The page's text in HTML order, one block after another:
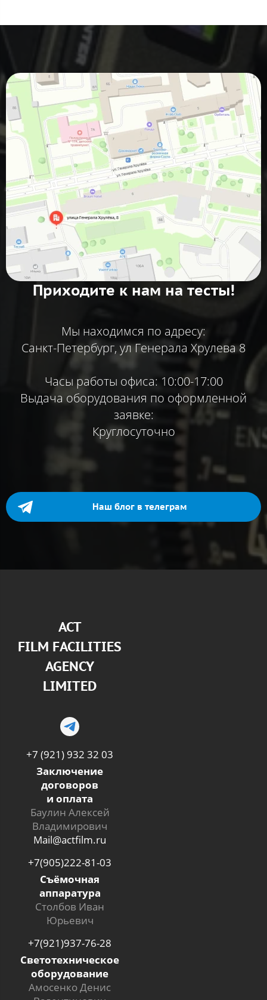
Приходите к нам на тесты!
Мы находимся по адресу:
Санкт-Петербург, ул Генерала Хрулева 8
Часы работы офиса: 10:00-17:00
Выдача оборудования по оформленной
заявке:
Круглосуточно
Наш блог в телеграм
АСТ
FILM FACILITIES
AGENCY
LIMITED
+7 (921) 932 32 03
Заключение
договоров
и оплата
Баулин Алексей
Владимирович
Mail@actfilm.ru
+7(905)222-81-03
Съёмочная
аппаратура
Столбов Иван
Юрьевич
+7(921)937-76-28
Светотехническое
оборудование
Амосенко Денис